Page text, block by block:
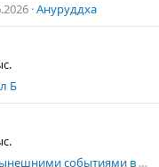
Ануруддха
Б
Эволюция морали. Но, в связи с нынешними событиями в мире